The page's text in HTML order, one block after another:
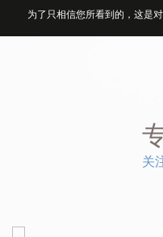
为了只相信您所看到的 ，这是
关